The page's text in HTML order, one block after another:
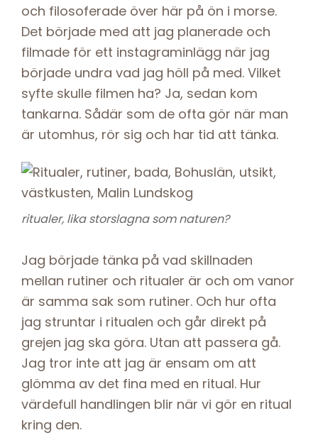
och filosoferade över här på ön i morse.
Det började med att jag planerade och
filmade för ett instagraminlägg när jag
började undra vad jag höll på med. Vilket
syfte skulle filmen ha? Ja, sedan kom
tankarna. Sådär som de ofta gör när man
är utomhus, rör sig och har tid att tänka.
ritualer, lika storslagna som naturen?
Jag började tänka på vad skillnaden
mellan rutiner och ritualer är och om vanor
är samma sak som rutiner. Och hur ofta
jag struntar i ritualen och går direkt på
grejen jag ska göra. Utan att passera gå.
Jag tror inte att jag är ensam om att
glömma av det fina med en ritual. Hur
värdefull handlingen blir när vi gör en ritual
kring den.